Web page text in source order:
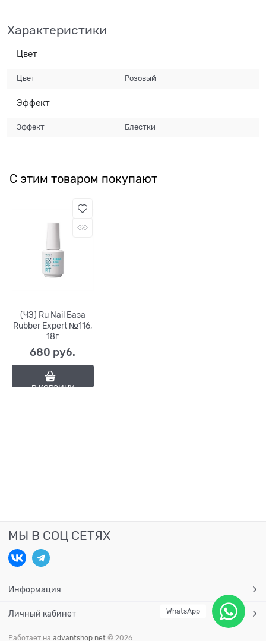
Характеристики
Цвет
Цвет Розовый
Эффект
Эффект Блестки
С этим товаром покупают
(ЧЗ) Ru Nail База
Rubber Expert №116,
18г
680 руб.
В КОРЗИНУ
МЫ В СОЦ СЕТЯХ
Информация
Личный кабинет
Работает на advantshop.net © 2026
WhatsApp